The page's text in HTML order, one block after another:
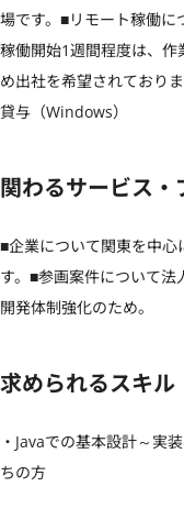
場です。■リモート稼働に
稼働開始1週間程度は、
め出社を希望されており
貸与（Windows）
関わるサービス・
■企業について関東を中心
す。■参画案件について
開発体制強化のため。
求められるスキル
・Javaでの基本設計～実
ちの方